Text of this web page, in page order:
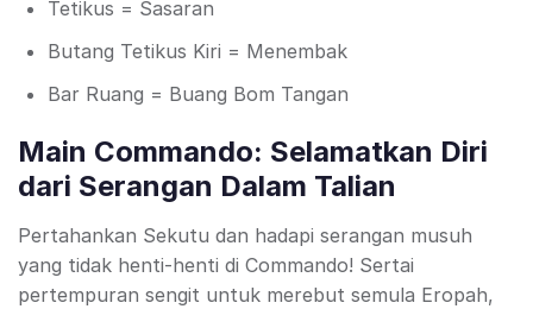
Tetikus = Sasaran
Butang Tetikus Kiri = Menembak
Bar Ruang = Buang Bom Tangan
Main Commando: Selamatkan Diri
dari Serangan Dalam Talian
Pertahankan Sekutu dan hadapi serangan musuh
yang tidak henti-henti di Commando! Sertai
pertempuran sengit untuk merebut semula Eropah,